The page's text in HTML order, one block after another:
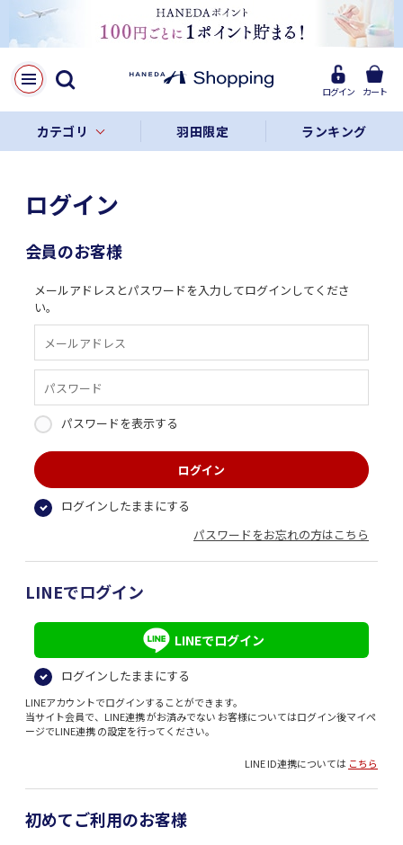
ログイン カート
カテゴリ 羽田限定 ランキング
ログイン
会員のお客様
メールアドレスとパスワードを入力してログインしてくださ
い。
パスワードを表示する
ログインしたままにする
パスワードをお忘れの方はこちら
LINEでログイン
LINEでログイン
ログインしたままにする
LINEアカウントでログインすることができます。
当サイト会員で、LINE連携 がお済みでない お客様についてはログイン後マイペ
ージでLINE連携 の設定を行ってください。
LINE ID連携については こちら
初めてご利用のお客様